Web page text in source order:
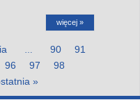
więcej »
90
91
96 97
98
»